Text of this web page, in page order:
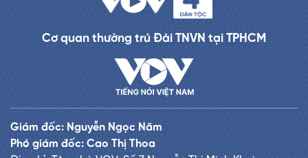
Cơ quan thường trú Đài TNVN tại TPHCM
Giám đốc: Nguyễn Ngọc Năm
Phó giám đốc: Cao Thị Thoa